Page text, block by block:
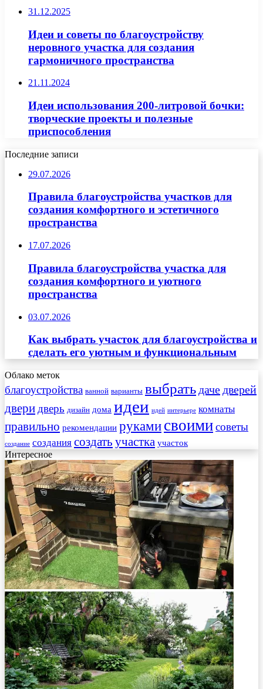
31.12.2025
Идеи и советы по благоустройству
неровного участка для создания
гармоничного пространства
21.11.2024
Идеи использования 200-литровой бочки:
творческие проекты и полезные
приспособления
Последние записи
29.07.2026
Правила благоустройства участков для
создания комфортного и эстетичного
пространства
17.07.2026
Правила благоустройства участка для
создания комфортного и уютного
пространства
03.07.2026
Как выбрать участок для благоустройства и
сделать его уютным и функциональным
Облако меток
благоустройства ванной варианты выбрать даче дверей
двери дверь дизайн дома идеи идей интерьере комнаты
правильно рекомендации руками своимисоветы
создание создания создать участка участок
Интересное